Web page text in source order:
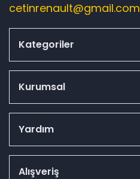
cetinrenault@gmail.com
Kategoriler
Kurumsal
Yardım
Alışveriş